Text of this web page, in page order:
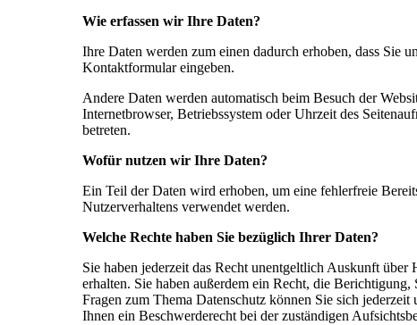
Wie erfassen wir Ihre Daten?
Ihre Daten werden zum einen dadurch erhoben, dass Sie
Kontaktformular eingeben.
Andere Daten werden automatisch beim Besuch der
Internetbrowser, Betriebssystem oder Uhrzeit des
betreten.
Wofür nutzen wir Ihre Daten?
Ein Teil der Daten wird erhoben, um eine fehlerfreie
Nutzerverhaltens verwendet werden.
Welche Rechte haben Sie bezüglich Ihrer Daten?
Sie haben jederzeit das Recht unentgeltlich Auskunft
erhalten. Sie haben außerdem ein Recht, die
Fragen zum Thema Datenschutz können Sie sich
Ihnen ein Beschwerderecht bei der zuständigen